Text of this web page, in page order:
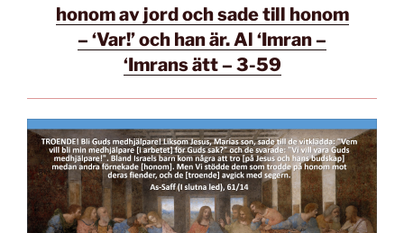
honom av jord och sade till honom
– ‘Var!’ och han är. Al ‘Imran –
‘Imrans ätt – 3-59